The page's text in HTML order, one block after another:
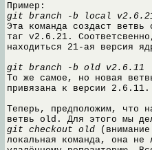
Пример:
git branch -b local
Эта команда создаст
таг v2.6.21.
находиться 21-ая версия
git branch -b old v2.6.11
То же самое, но новая
привязана к версии 2.6.11.
Теперь, предположим, что
ветвь old. Для этого мы
git checkout old
локальная команда, она